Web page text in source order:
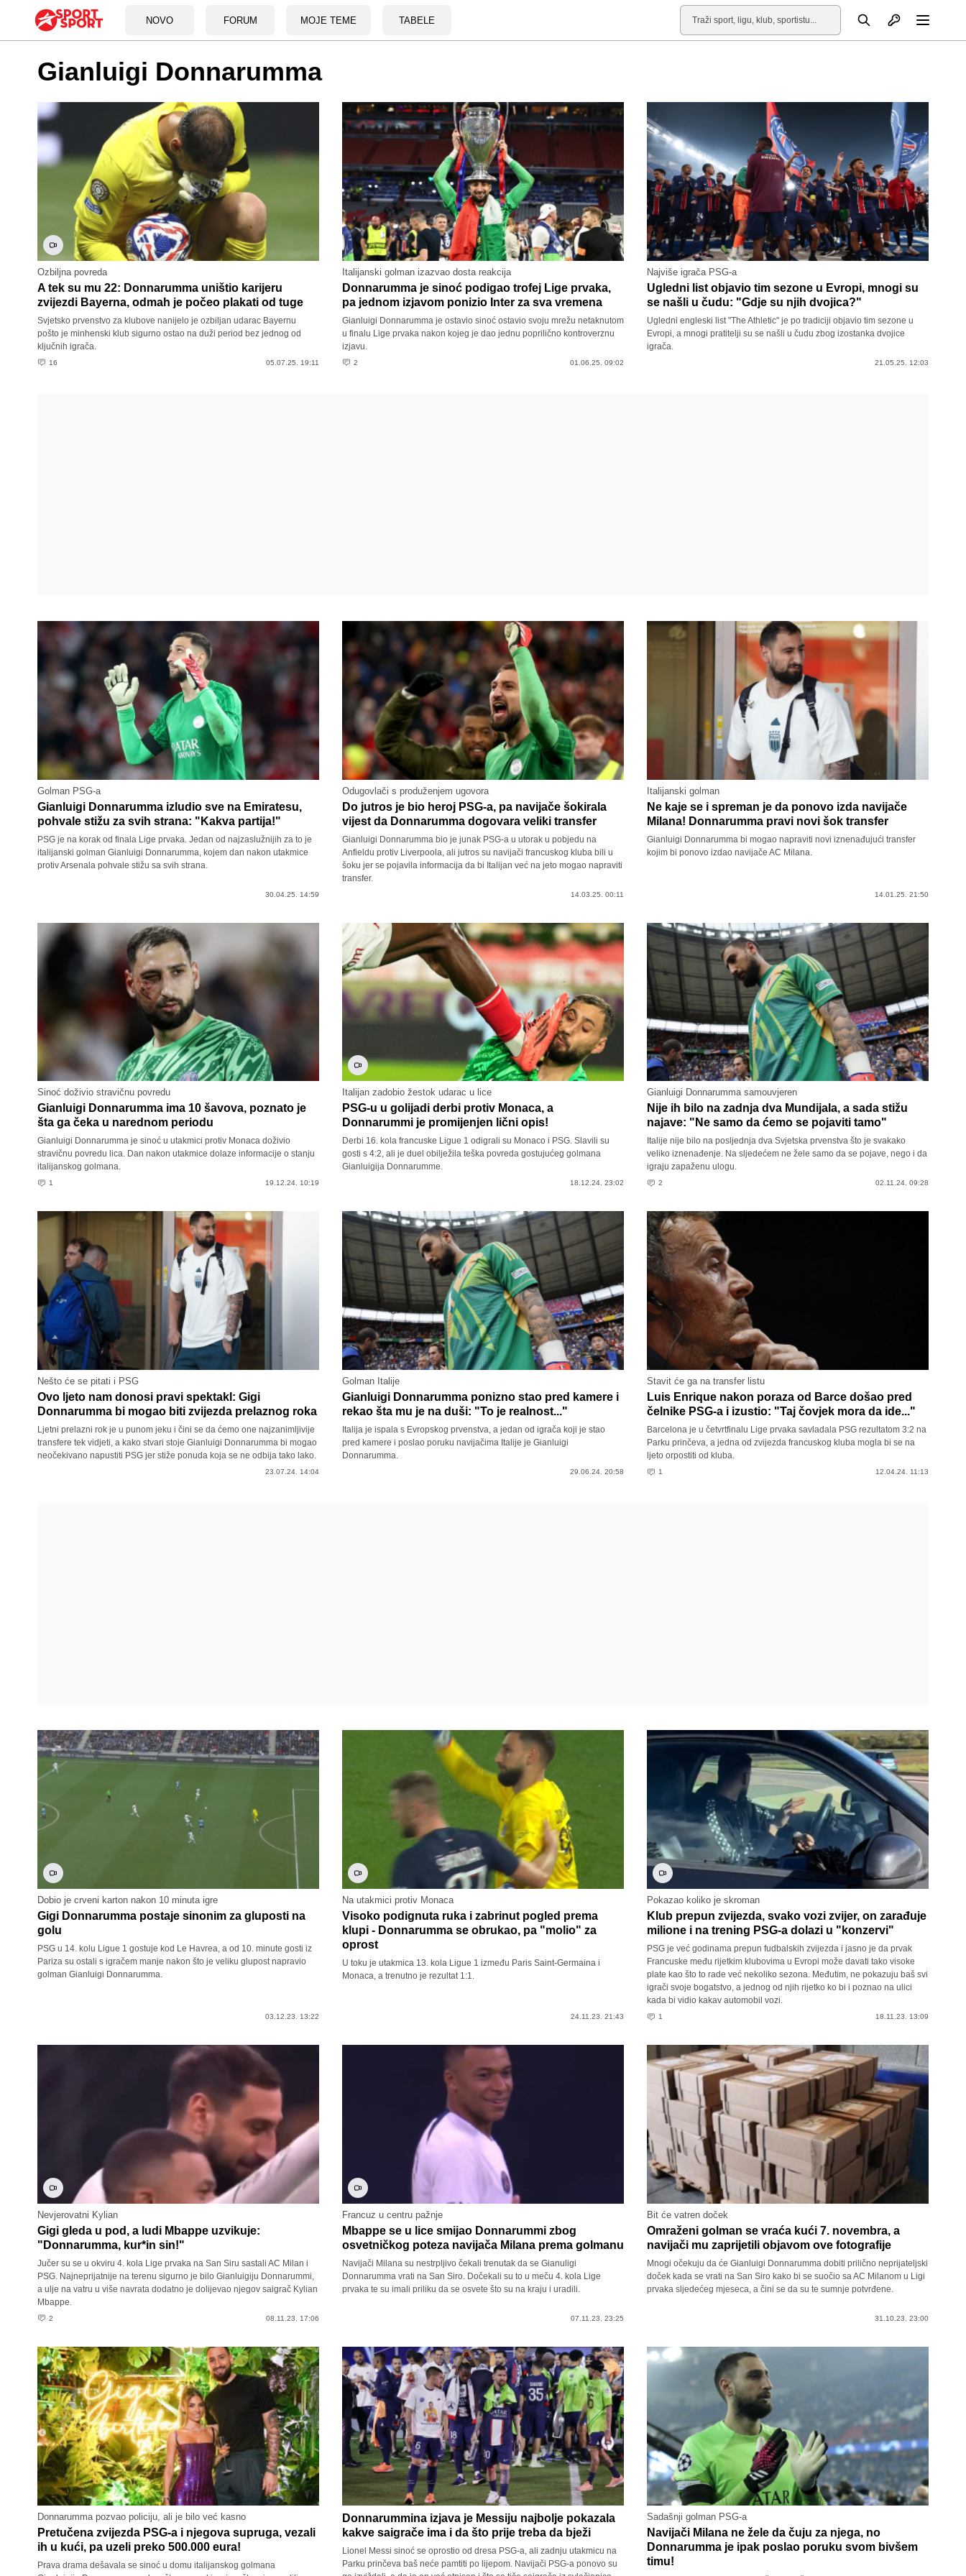
NOVO FORUM MOJE TEME TABELE
Pretraga Otvori profil
Gianluigi Donnarumma
Ozbiljna povreda
A tek su mu 22: Donnarumma uništio karijeru
zvijezdi Bayerna, odmah je počeo plakati od tuge
Svjetsko prvenstvo za klubove nanijelo je ozbiljan udarac Bayernu
pošto je minhenski klub sigurno ostao na duži period bez jednog od
ključnih igrača.
16 05.07.25. 19:11
Italijanski golman izazvao dosta reakcija
Donnarumma je sinoć podigao trofej Lige prvaka,
pa jednom izjavom ponizio Inter za sva vremena
Gianluigi Donnarumma je ostavio sinoć ostavio svoju mrežu netaknutom
u finalu Lige prvaka nakon kojeg je dao jednu poprilično kontroverznu
izjavu.
2 01.06.25. 09:02
Najviše igrača PSG-a
Ugledni list objavio tim sezone u Evropi, mnogi su
se našli u čudu: "Gdje su njih dvojica?"
Ugledni engleski list "The Athletic" je po tradiciji objavio tim sezone u
Evropi, a mnogi pratitelji su se našli u čudu zbog izostanka dvojice
igrača.
21.05.25. 12:03
Golman PSG-a
Gianluigi Donnarumma izludio sve na Emiratesu,
pohvale stižu za svih strana: "Kakva partija!"
PSG je na korak od finala Lige prvaka. Jedan od najzaslužnijih za to je
italijanski golman Gianluigi Donnarumma, kojem dan nakon utakmice
protiv Arsenala pohvale stižu sa svih strana.
30.04.25. 14:59
Odugovlači s produženjem ugovora
Do jutros je bio heroj PSG-a, pa navijače šokirala
vijest da Donnarumma dogovara veliki transfer
Gianluigi Donnarumma bio je junak PSG-a u utorak u pobjedu na
Anfieldu protiv Liverpoola, ali jutros su navijači francuskog kluba bili u
šoku jer se pojavila informacija da bi Italijan već na jeto mogao napraviti
transfer.
14.03.25. 00:11
Italijanski golman
Ne kaje se i spreman je da ponovo izda navijače
Milana! Donnarumma pravi novi šok transfer
Gianluigi Donnarumma bi mogao napraviti novi iznenađujući transfer
kojim bi ponovo izdao navijače AC Milana.
14.01.25. 21:50
Sinoć doživio stravičnu povredu
Gianluigi Donnarumma ima 10 šavova, poznato je
šta ga čeka u narednom periodu
Gianluigi Donnarumma je sinoć u utakmici protiv Monaca doživio
stravičnu povredu lica. Dan nakon utakmice dolaze informacije o stanju
italijanskog golmana.
1 19.12.24. 10:19
Italijan zadobio žestok udarac u lice
PSG-u u golijadi derbi protiv Monaca, a
Donnarummi je promijenjen lični opis!
Derbi 16. kola francuske Ligue 1 odigrali su Monaco i PSG. Slavili su
gosti s 4:2, ali je duel obilježila teška povreda gostujućeg golmana
Gianluigija Donnarumme.
18.12.24. 23:02
Gianluigi Donnarumma samouvjeren
Nije ih bilo na zadnja dva Mundijala, a sada stižu
najave: "Ne samo da ćemo se pojaviti tamo"
Italije nije bilo na posljednja dva Svjetska prvenstva što je svakako
veliko iznenađenje. Na sljedećem ne žele samo da se pojave, nego i da
igraju zapaženu ulogu.
2 02.11.24. 09:28
Nešto će se pitati i PSG
Ovo ljeto nam donosi pravi spektakl: Gigi
Donnarumma bi mogao biti zvijezda prelaznog roka
Ljetni prelazni rok je u punom jeku i čini se da ćemo one najzanimljivije
transfere tek vidjeti, a kako stvari stoje Gianluigi Donnarumma bi mogao
neočekivano napustiti PSG jer stiže ponuda koja se ne odbija tako lako.
23.07.24. 14:04
Golman Italije
Gianluigi Donnarumma ponizno stao pred kamere i
rekao šta mu je na duši: "To je realnost..."
Italija je ispala s Evropskog prvenstva, a jedan od igrača koji je stao
pred kamere i poslao poruku navijačima Italije je Gianluigi
Donnarumma.
29.06.24. 20:58
Stavit će ga na transfer listu
Luis Enrique nakon poraza od Barce došao pred
čelnike PSG-a i izustio: "Taj čovjek mora da ide..."
Barcelona je u četvrtfinalu Lige prvaka savladala PSG rezultatom 3:2 na
Parku prinčeva, a jedna od zvijezda francuskog kluba mogla bi se na
ljeto orpostiti od kluba.
1 12.04.24. 11:13
Dobio je crveni karton nakon 10 minuta igre
Gigi Donnarumma postaje sinonim za gluposti na
golu
PSG u 14. kolu Ligue 1 gostuje kod Le Havrea, a od 10. minute gosti iz
Pariza su ostali s igračem manje nakon što je veliku glupost napravio
golman Gianluigi Donnarumma.
03.12.23. 13:22
Na utakmici protiv Monaca
Visoko podignuta ruka i zabrinut pogled prema
klupi - Donnarumma se obrukao, pa "molio" za
oprost
U toku je utakmica 13. kola Ligue 1 između Paris Saint-Germaina i
Monaca, a trenutno je rezultat 1:1.
24.11.23. 21:43
Pokazao koliko je skroman
Klub prepun zvijezda, svako vozi zvijer, on zarađuje
milione i na trening PSG-a dolazi u "konzervi"
PSG je već godinama prepun fudbalskih zvijezda i jasno je da prvak
Francuske među rijetkim klubovima u Evropi može davati tako visoke
plate kao što to rade već nekoliko sezona. Međutim, ne pokazuju baš svi
igrači svoje bogatstvo, a jednog od njih rijetko ko bi i poznao na ulici
kada bi vidio kakav automobil vozi.
1 18.11.23. 13:09
Nevjerovatni Kylian
Gigi gleda u pod, a ludi Mbappe uzvikuje:
"Donnarumma, kur*in sin!"
Jučer su se u okviru 4. kola Lige prvaka na San Siru sastali AC Milan i
PSG. Najneprijatnije na terenu sigurno je bilo Gianluigiju Donnarummi,
a ulje na vatru u više navrata dodatno je dolijevao njegov saigrač Kylian
Mbappe.
2 08.11.23. 17:06
Francuz u centru pažnje
Mbappe se u lice smijao Donnarummi zbog
osvetničkog poteza navijača Milana prema golmanu
Navijači Milana su nestrpljivo čekali trenutak da se Gianuligi
Donnarumma vrati na San Siro. Dočekali su to u meču 4. kola Lige
prvaka te su imali priliku da se osvete što su na kraju i uradili.
07.11.23. 23:25
Bit će vatren doček
Omraženi golman se vraća kući 7. novembra, a
navijači mu zaprijetili objavom ove fotografije
Mnogi očekuju da će Gianluigi Donnarumma dobiti prilično neprijateljski
doček kada se vrati na San Siro kako bi se suočio sa AC Milanom u Ligi
prvaka sljedećeg mjeseca, a čini se da su te sumnje potvrđene.
31.10.23. 23:00
Donnarumma pozvao policiju, ali je bilo već kasno
Pretučena zvijezda PSG-a i njegova supruga, vezali
ih u kući, pa uzeli preko 500.000 eura!
Prava drama dešavala se sinoć u domu italijanskog golmana
Donnarummina izjava je Messiju najbolje pokazala
kakve saigrače ima i da što prije treba da bježi
Lionel Messi sinoć se oprostio od dresa PSG-a, ali zadnju utakmicu na
Parku prinčeva baš neće pamtiti po lijepom. Navijači PSG-a ponovo su
Sadašnji golman PSG-a
Navijači Milana ne žele da čuju za njega, no
Donnarumma je ipak poslao poruku svom bivšem
timu!